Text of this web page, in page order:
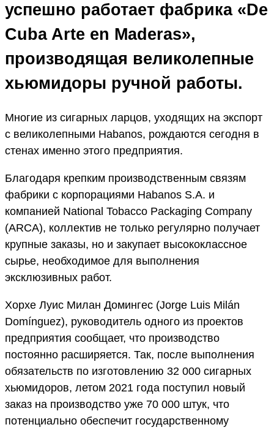
успешно работает фабрика «De
Cuba Arte en Maderas»,
производящая великолепные
хьюмидоры ручной работы.
Многие из сигарных ларцов, уходящих на экспорт
c великолепными Habanos, рождаются сегодня в
стенах именно этого предприятия.
Благодаря крепким производственным связям
фабрики с корпорациями Habanos S.A. и
компанией National Tobacco Packaging Company
(ARCA), коллектив не только регулярно получает
крупные заказы, но и закупает высококлассное
сырье, необходимое для выполнения
эксклюзивных работ.
Хорхе Луис Милан Домингес (Jorge Luis Milán
Domínguez), руководитель одного из проектов
предприятия сообщает, что производство
постоянно расширяется. Так, после выполнения
обязательств по изготовлению 32 000 сигарных
хьюмидоров, летом 2021 года поступил новый
заказ на производство уже 70 000 штук, что
потенциально обеспечит государственному